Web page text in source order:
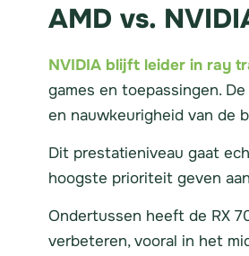
AMD vs.
NVIDIA blijft leider in ray
games en toepassingen.
en nauwkeurigheid van de
Dit prestatieniveau gaat
hoogste prioriteit geven
Ondertussen heeft de RX
verbeteren, vooral in het